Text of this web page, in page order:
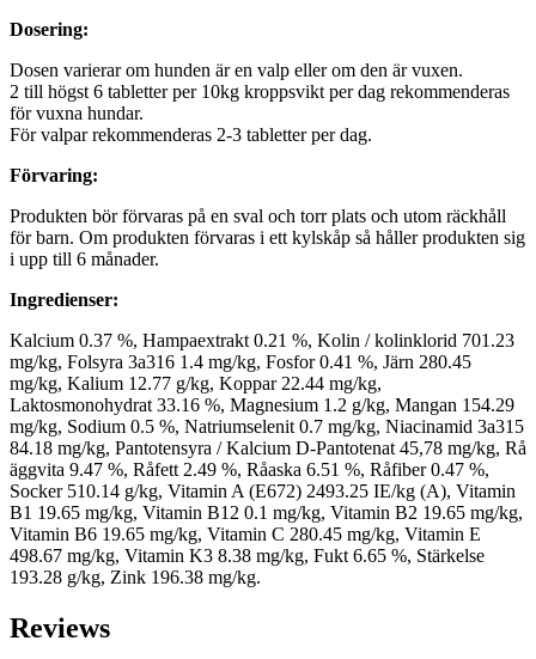
Dosering:
Dosen varierar om hunden är en valp eller om den är vuxen.
2 till högst 6 tabletter per 10kg kroppsvikt per dag rekommenderas
för vuxna hundar.
För valpar rekommenderas 2-3 tabletter per dag.
Förvaring:
Produkten bör förvaras på en sval och torr plats och utom räckhåll
för barn. Om produkten förvaras i ett kylskåp så håller produkten sig
i upp till 6 månader.
Ingredienser:
Kalcium 0.37 %, Hampaextrakt 0.21 %, Kolin / kolinklorid 701.23
mg/kg, Folsyra 3a316 1.4 mg/kg, Fosfor 0.41 %, Järn 280.45
mg/kg, Kalium 12.77 g/kg, Koppar 22.44 mg/kg,
Laktosmonohydrat 33.16 %, Magnesium 1.2 g/kg, Mangan 154.29
mg/kg, Sodium 0.5 %, Natriumselenit 0.7 mg/kg, Niacinamid 3a315
84.18 mg/kg, Pantotensyra / Kalcium D-Pantotenat 45,78 mg/kg, Rå
äggvita 9.47 %, Råfett 2.49 %, Råaska 6.51 %, Råfiber 0.47 %,
Socker 510.14 g/kg, Vitamin A (E672) 2493.25 IE/kg (A), Vitamin
B1 19.65 mg/kg, Vitamin B12 0.1 mg/kg, Vitamin B2 19.65 mg/kg,
Vitamin B6 19.65 mg/kg, Vitamin C 280.45 mg/kg, Vitamin E
498.67 mg/kg, Vitamin K3 8.38 mg/kg, Fukt 6.65 %, Stärkelse
193.28 g/kg, Zink 196.38 mg/kg.
Reviews